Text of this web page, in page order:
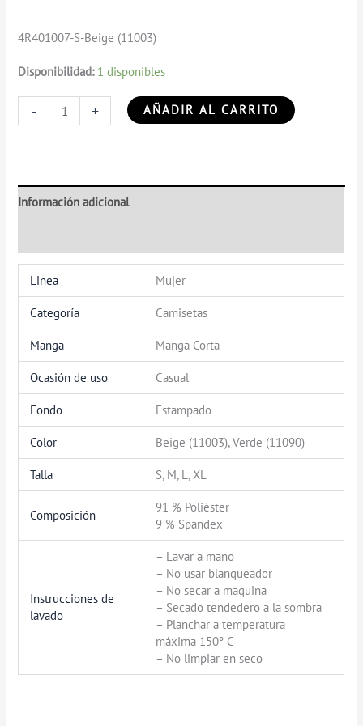
4R401007-S-Beige (11003)
Disponibilidad: 1 disponibles
- + AÑADIR AL CARRITO
Información adicional
Linea Mujer
Categoría Camisetas
Manga Manga Corta
Ocasión de uso Casual
Fondo Estampado
Color Beige (11003), Verde (11090)
Talla S, M, L, XL
Composición
91 % Poliéster
9 % Spandex
Instrucciones de
lavado
– Lavar a mano
– No usar blanqueador
– No secar a maquina
– Secado tendedero a la sombra
– Planchar a temperatura
máxima 150º C
– No limpiar en seco